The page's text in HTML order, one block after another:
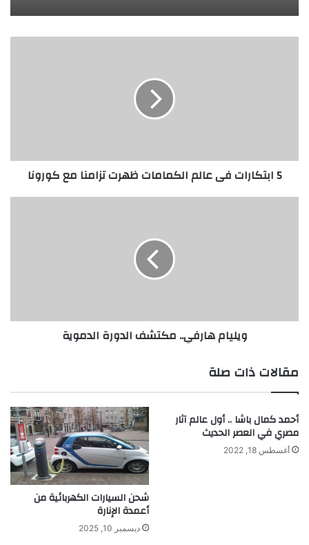
كورونا
5 ابتكارات فى عالم الكمامات ظهرت تزامنا مع كورونا
ويليام هارفي.. مكتشف الدورة الدموية
مقالات ذات صلة
أحمد كمال باشا .. أول عالم آثار
مصري في العصر الحديث
أغسطس 18, 2022
شحن السيارات الكهربائية من
أعمدة الإنارة
ديسمبر 10, 2025